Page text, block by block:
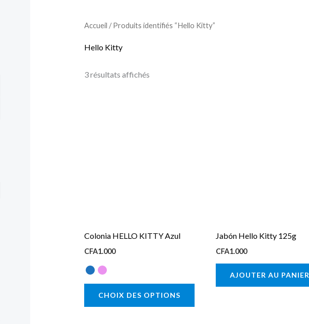
Accueil / Produits identifiés “Hello Kitty”
Hello Kitty
3 résultats affichés
Colonia HELLO KITTY Azul
CFA1.000
CHOIX DES OPTIONS
choisies
page
Jabón Hello Kitty 125g
CFA1.000
AJOUTER AU PANIER